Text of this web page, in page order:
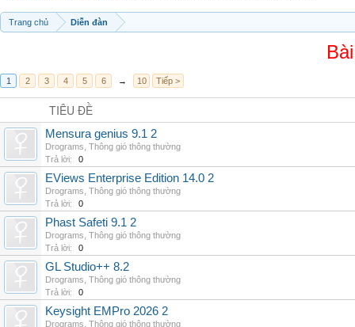
Trang chủ Diễn đàn
1 2 3 4 5 6 → 10 Tiếp >
TIÊU ĐỀ
Mensura genius 9.1 2
Drograms Thông gió thông thường
Trả lời:
0
EViews Enterprise Edition 14.0 2
Drograms Thông gió thông thường
Trả lời:
0
Phast Safeti 9.1 2
Drograms Thông gió thông thường
Trả lời:
0
GL Studio++ 8.2
Drograms Thông gió thông thường
Trả lời:
0
Keysight EMPro 2026 2
Drograms Thông gió thông thường